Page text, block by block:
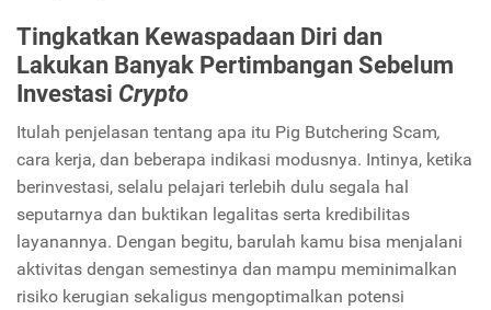
Tingkatkan Kewaspadaan Diri dan
Lakukan Banyak Pertimbangan Sebelum
Investasi Crypto
Itulah penjelasan tentang apa itu Pig Butchering Scam,
cara kerja, dan beberapa indikasi modusnya. Intinya, ketika
berinvestasi, selalu pelajari terlebih dulu segala hal
seputarnya dan buktikan legalitas serta kredibilitas
layanannya. Dengan begitu, barulah kamu bisa menjalani
aktivitas dengan semestinya dan mampu meminimalkan
risiko kerugian sekaligus mengoptimalkan potensi